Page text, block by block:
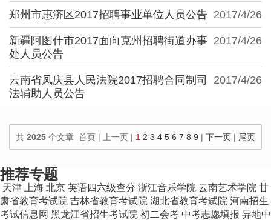
2017/4/26
郑州市惠济区2017招聘事业单位人员公告
2017/4/26
新疆阿图什市2017面向克州招聘街道办事
处人员公告
2017/4/26
云南省凤庆县人民法院2017招聘合同制司
法辅助人员公告
共 2025 个文章 首页 | 上一页 | 1 2 3 4 5 6 7 8 9 | 下一页 | 尾页
推荐专题
天津 上海 北京 英语四六级查分 浙江音乐学院 云南艺术学院 甘
肃省教育考试院 吉林省教育考试院 湖北省教育考试院 河南招生
考试信息网 黑龙江省招生考试院 初二会考 中考志愿填报 异地中